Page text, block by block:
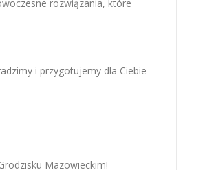
rozwiązania, które
i przygotujemy dla Ciebie
Mazowieckim!